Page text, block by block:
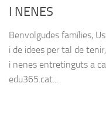
I NENES
Benvolgudes famílies,
i de idees per tal de
i nenes entretinguts a
edu365.cat...